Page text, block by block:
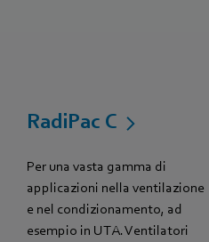
RadiPac C
Per una vasta gamma di
applicazioni nella ventilazione
e nel condizionamento, ad
esempio in UTA. Ventilatori